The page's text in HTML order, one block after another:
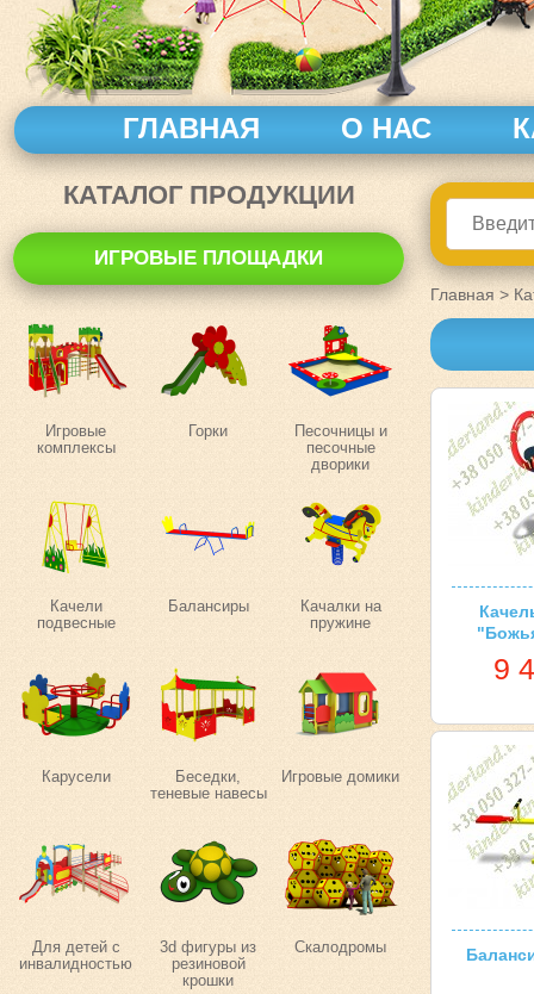
ГЛАВНАЯ О НАС
КАТАЛОГ ПРОДУКЦИИ
ИГРОВЫЕ ПЛОЩАДКИ
Игровые
комплексы
Горки
Песочницы и
песочные
дворики
Качели
подвесные
Балансиры
Качалки на
пружине
Карусели
Беседки,
теневые навесы
Игровые домики
Для детей с
инвалидностью
3d фигуры из
резиновой
крошки
Скалодромы
Главная >
9